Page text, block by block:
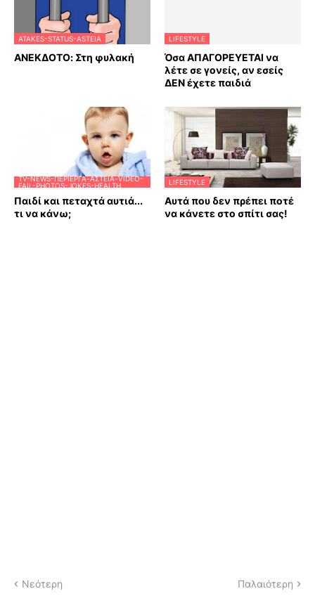
ATAKES-STATUS-ASTEIA
ΑΝΕΚΔΟΤΟ: Στη φυλακή
LIFESTYLE
Όσα ΑΠΑΓΟΡΕΥΕΤΑΙ να
λέτε σε γονείς, αν εσείς
ΔΕΝ έχετε παιδιά
TV-NEWS-ΠΕΡΊΕΡΓΑ-ΑΣΤΕΊΑ-VIDEO-
FAIL-PHOTOS-JOKES-HEALTH
Παιδί και πεταχτά αυτιά...
τι να κάνω;
LIFESTYLE
Αυτά που δεν πρέπει ποτέ
να κάνετε στο σπίτι σας!
Νεότερη Παλαιότερη